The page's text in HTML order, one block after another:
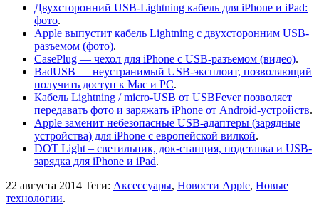
Двухсторонний USB-Lightning кабель для iPhone и iPad:
фото.
Apple выпустит кабель Lightning с двухсторонним USB-
разъемом (фото).
CasePlug — чехол для iPhone с USB-разъемом (видео).
BadUSB — неустранимый USB-эксплоит, позволяющий
получить доступ к Мас и PC.
Кабель Lightning / micro-USB от USBFever позволяет
передавать фото и заряжать iPhone от Android-устройств.
Apple заменит небезопасные USB-адаптеры (зарядные
устройства) для iPhone с европейской вилкой.
DOT Light – светильник, док-станция, подставка и USB-
зарядка для iPhone и iPad.
22 августа 2014 Теги: Аксессуары, Новости Apple, Новые
технологии.